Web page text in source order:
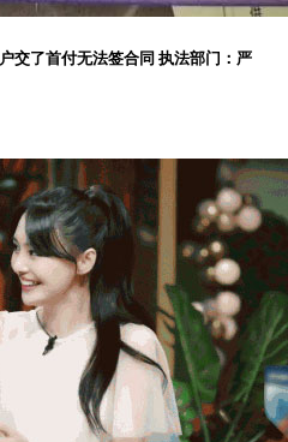
交了首付无法签合同 执法部门：严